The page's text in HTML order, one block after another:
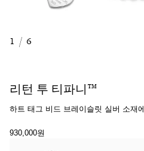
1 / 6
리턴 투 티파니™
하트 태그 비드 브레이슬릿 실버 소재
930,000원